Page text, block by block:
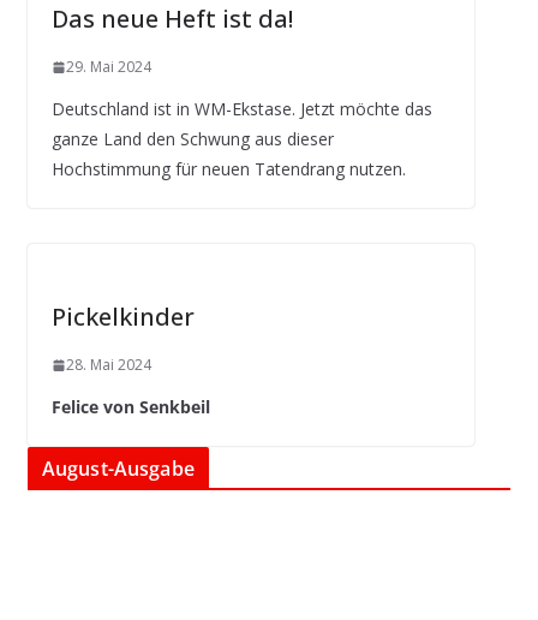
Das neue Heft ist da!
29. Mai 2024
Deutschland ist in WM-Ekstase. Jetzt möchte das
ganze Land den Schwung aus dieser
Hochstimmung für neuen Tatendrang nutzen.
Pickelkinder
28. Mai 2024
Felice von Senkbeil
August-Ausgabe